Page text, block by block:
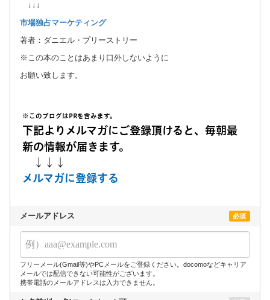
↓↓↓
市場独占マーケティング
著者：ダニエル・プリーストリー
※この本のことはあまり口外しないように
お願い致します。
※このブログはPRを含みます。
下記よりメルマガにご登録頂けると、毎朝最
新の情報が届きます。
↓↓↓
メルマガに登録する
メールアドレス 必須
フリーメール(Gmail等)やPCメールをご登録ください。docomoなどキャリア
メールでは配信できない可能性がございます。
携帯電話のメールアドレスは入力できません。